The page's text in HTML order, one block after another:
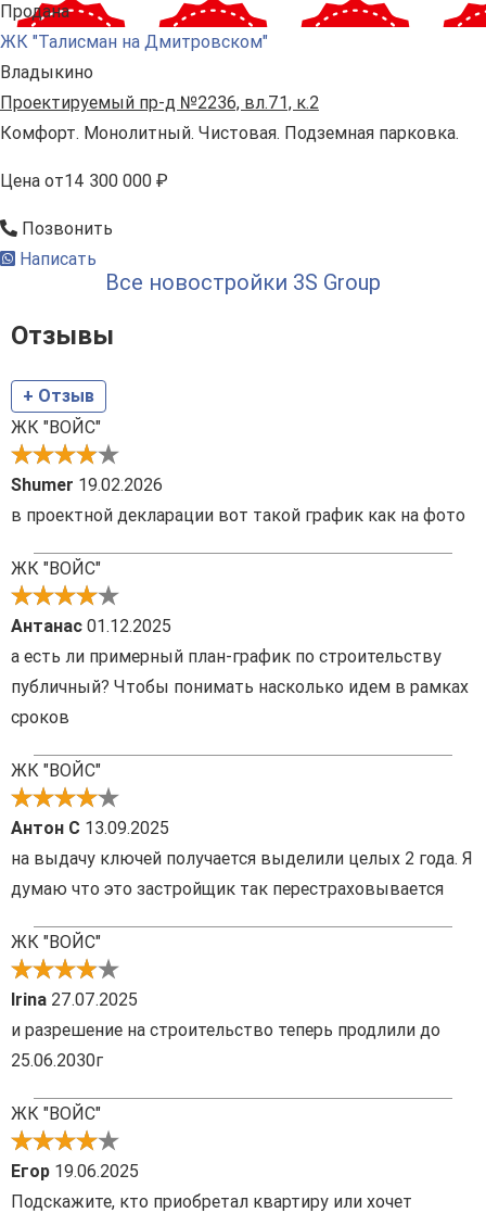
Продана
ЖК "Талисман на Дмитровском"
Владыкино
Проектируемый пр-д №2236, вл.71, к.2
Комфорт. Монолитный. Чистовая. Подземная парковка.
Цена от14 300 000 ₽
Позвонить
Написать
Все новостройки 3S Group
Отзывы
+ Отзыв
ЖК "ВОЙС"
Shumer 19.02.2026
в проектной декларации вот такой график как на фото
ЖК "ВОЙС"
Антанас 01.12.2025
а есть ли примерный план-график по строительству
публичный? Чтобы понимать насколько идем в рамках
сроков
ЖК "ВОЙС"
Антон С 13.09.2025
на выдачу ключей получается выделили целых 2 года. Я
думаю что это застройщик так перестраховывается
ЖК "ВОЙС"
Irina 27.07.2025
и разрешение на строительство теперь продлили до
25.06.2030г
ЖК "ВОЙС"
Егор 19.06.2025
Подскажите, кто приобретал квартиру или хочет